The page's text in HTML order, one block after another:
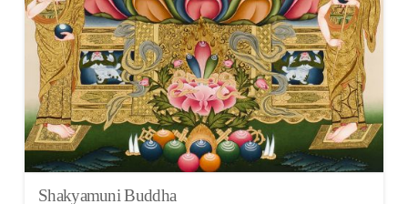
Shakyamuni Buddha